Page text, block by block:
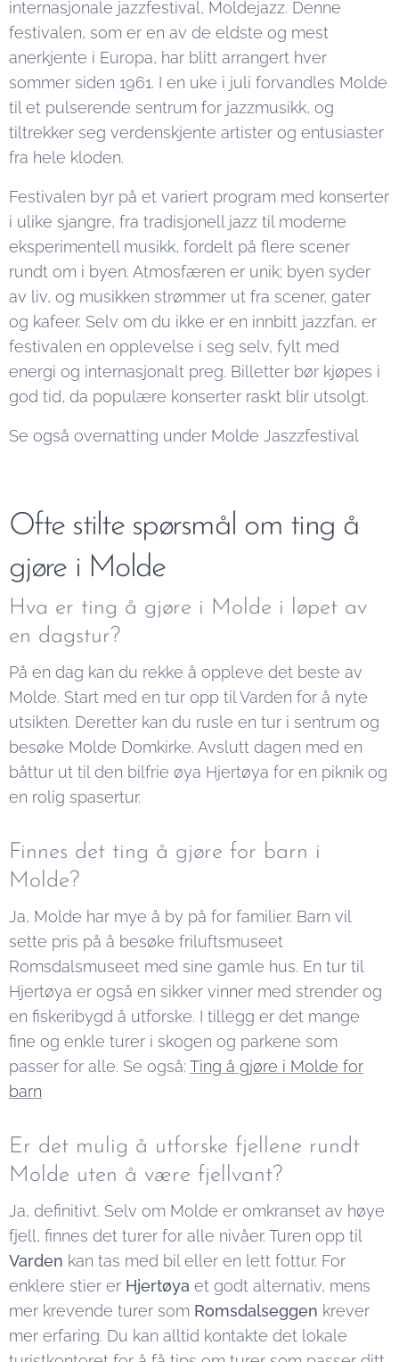
internasjonale jazzfestival, Moldejazz. Denne
festivalen, som er en av de eldste og mest
anerkjente i Europa, har blitt arrangert hver
sommer siden 1961. I en uke i juli forvandles Molde
til et pulserende sentrum for jazzmusikk, og
tiltrekker seg verdenskjente artister og entusiaster
fra hele kloden.
Festivalen byr på et variert program med konserter
i ulike sjangre, fra tradisjonell jazz til moderne
eksperimentell musikk, fordelt på flere scener
rundt om i byen. Atmosfæren er unik; byen syder
av liv, og musikken strømmer ut fra scener, gater
og kafeer. Selv om du ikke er en innbitt jazzfan, er
festivalen en opplevelse i seg selv, fylt med
energi og internasjonalt preg. Billetter bør kjøpes i
god tid, da populære konserter raskt blir utsolgt.
Se også overnatting under Molde Jaszzfestival
Ofte stilte spørsmål om ting å
gjøre i Molde
Hva er ting å gjøre i Molde i løpet av
en dagstur?
På en dag kan du rekke å oppleve det beste av
Molde. Start med en tur opp til Varden for å nyte
utsikten. Deretter kan du rusle en tur i sentrum og
besøke Molde Domkirke. Avslutt dagen med en
båttur ut til den bilfrie øya Hjertøya for en piknik og
en rolig spasertur.
Finnes det ting å gjøre for barn i
Molde?
Ja, Molde har mye å by på for familier. Barn vil
sette pris på å besøke friluftsmuseet
Romsdalsmuseet med sine gamle hus. En tur til
Hjertøya er også en sikker vinner med strender og
en fiskeribygd å utforske. I tillegg er det mange
fine og enkle turer i skogen og parkene som
passer for alle. Se også: Ting å gjøre i Molde for
barn
Er det mulig å utforske fjellene rundt
Molde uten å være fjellvant?
Ja, definitivt. Selv om Molde er omkranset av høye
fjell, finnes det turer for alle nivåer. Turen opp til
Varden kan tas med bil eller en lett fottur. For
enklere stier er Hjertøya et godt alternativ, mens
mer krevende turer som Romsdalseggen krever
mer erfaring. Du kan alltid kontakte det lokale